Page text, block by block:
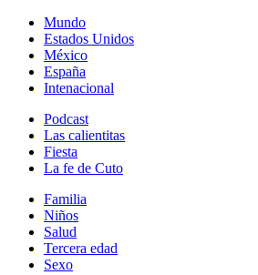
Mundo
Estados Unidos
México
España
Intenacional
Podcast
Las calientitas
Fiesta
La fe de Cuto
Familia
Niños
Salud
Tercera edad
Sexo